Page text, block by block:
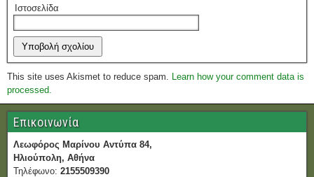
Ιστοσελίδα
This site uses Akismet to reduce spam. Learn how your comment data is
processed.
Επικοινωνία
Λεωφόρος Μαρίνου Αντύπα 84,
Ηλιούπολη, Αθήνα
Τηλέφωνο: 2155509390